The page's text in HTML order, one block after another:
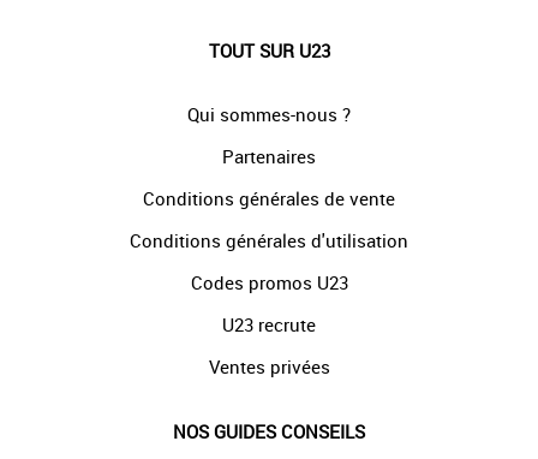
TOUT SUR U23
Qui sommes-nous ?
Partenaires
Conditions générales de vente
Conditions générales d'utilisation
Codes promos U23
U23 recrute
Ventes privées
NOS GUIDES CONSEILS